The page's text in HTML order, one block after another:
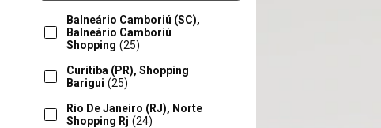
Balneário Camboriú (SC),
Balneário Camboriú
Shopping (25)
Curitiba (PR), Shopping
Barigui (25)
Rio De Janeiro (RJ), Norte
Shopping Rj (24)